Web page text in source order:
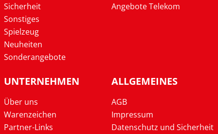
Sicherheit
Sonstiges
Spielzeug
Neuheiten
Sonderangebote
Angebote Telekom
UNTERNEHMEN
Über uns
Warenzeichen
Partner-Links
ALLGEMEINES
AGB
Impressum
Datenschutz und Sicherheit